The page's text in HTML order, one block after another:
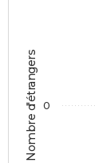
Nombre d'étrangers 0